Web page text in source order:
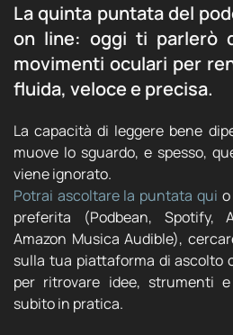
La quinta puntata del
on line: oggi ti parlerò
movimenti oculari per
fluida, veloce e precisa.
La capacità di leggere bene
muove lo sguardo, e spesso,
viene ignorato.
Potrai ascoltare la puntata qui
preferita (Podbean, Spotify,
Amazon Musica Audible),
sulla tua piattaforma di ascolto
per ritrovare idee, strumenti
subito in pratica.